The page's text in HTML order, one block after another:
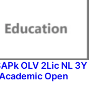
OLV 2Lic NL 3Y
Open